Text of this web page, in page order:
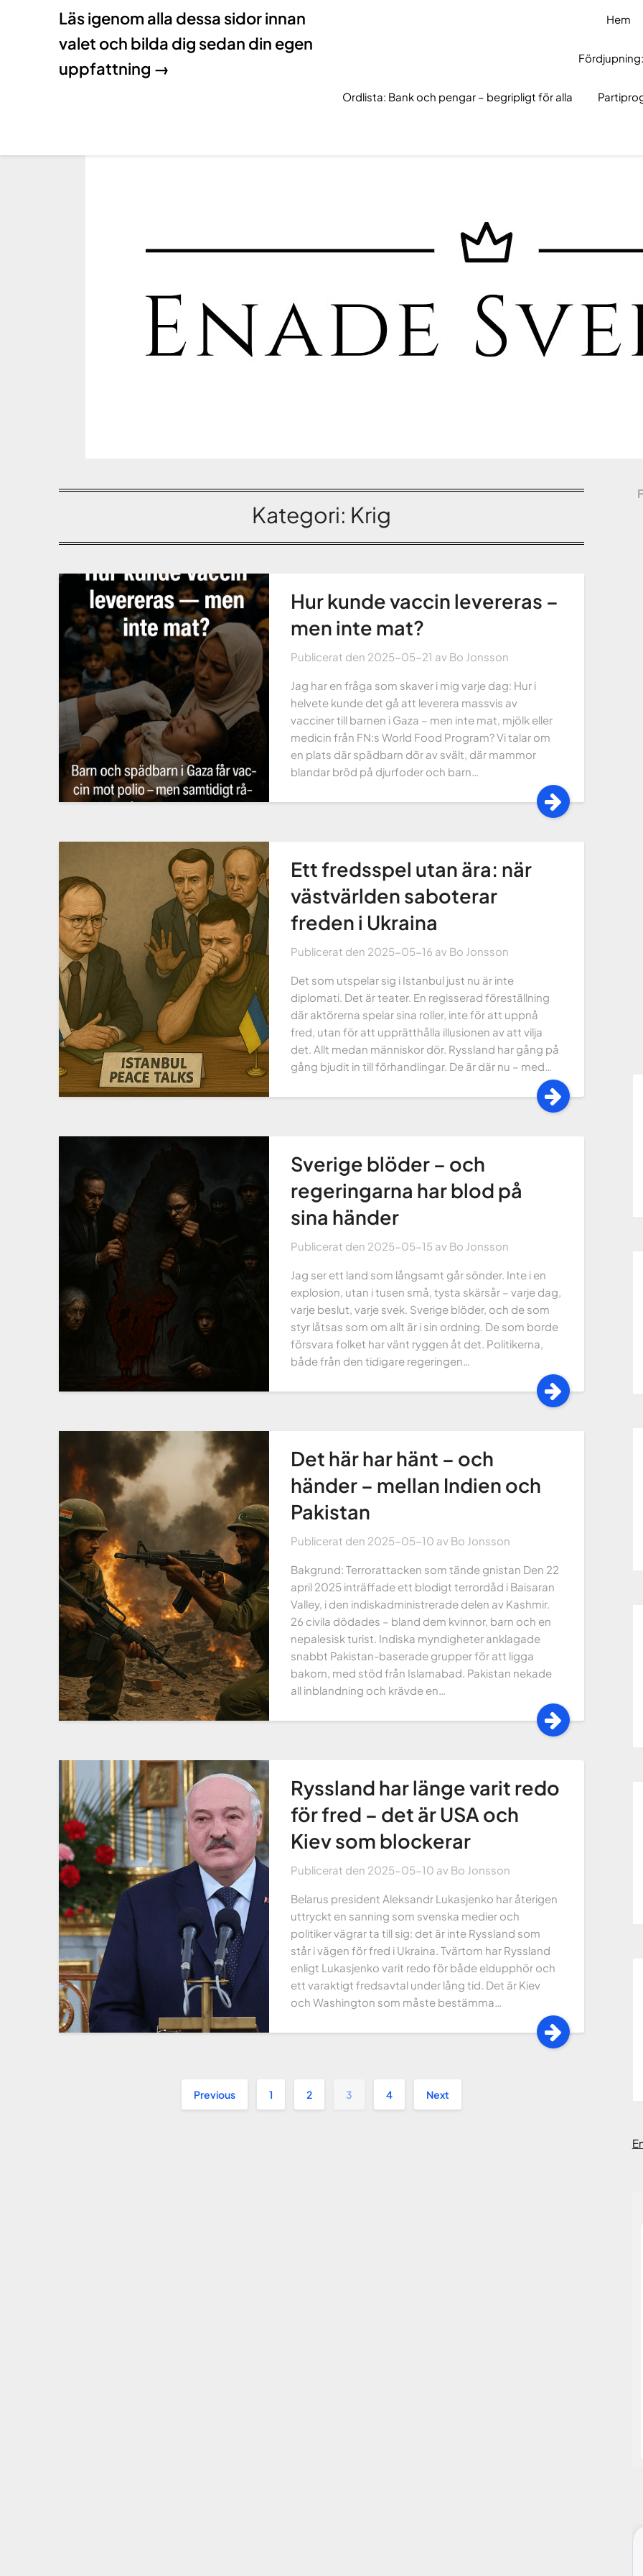
Läs igenom alla dessa sidor innan
valet och bilda dig sedan din egen
uppfattning →
Hem
Ordlista: Bank och pengar – begripligt för alla
Kategori: Krig
Hur kunde vaccin levereras –
men inte mat?
Publicerat den 2025-05-21 av Bo Jonsson
Jag har en fråga som skaver i mig varje dag: Hur i
helvete kunde det gå att leverera massvis av
vacciner till barnen i Gaza – men inte mat, mjölk eller
medicin från FN:s World Food Program? Vi talar om
en plats där spädbarn dör av svält, där mammor
blandar bröd på djurfoder och barn…
Ett fredsspel utan ära: när
västvärlden saboterar
freden i Ukraina
Publicerat den 2025-05-16 av Bo Jonsson
Det som utspelar sig i Istanbul just nu är inte
diplomati. Det är teater. En regisserad föreställning
där aktörerna spelar sina roller, inte för att uppnå
fred, utan för att upprätthålla illusionen av att vilja
det. Allt medan människor dör. Ryssland har gång på
gång bjudit in till förhandlingar. De är där nu – med…
Sverige blöder – och
regeringarna har blod på
sina händer
Publicerat den 2025-05-15 av Bo Jonsson
Jag ser ett land som långsamt går sönder. Inte i en
explosion, utan i tusen små, tysta skärsår – varje dag,
varje beslut, varje svek. Sverige blöder, och de som
styr låtsas som om allt är i sin ordning. De som borde
försvara folket har vänt ryggen åt det. Politikerna,
både från den tidigare regeringen…
Det här har hänt – och
händer – mellan Indien och
Pakistan
Publicerat den 2025-05-10 av Bo Jonsson
Bakgrund: Terrorattacken som tände gnistan Den 22
april 2025 inträffade ett blodigt terrordåd i Baisaran
Valley, i den indiskadministrerade delen av Kashmir.
26 civila dödades – bland dem kvinnor, barn och en
nepalesisk turist. Indiska myndigheter anklagade
snabbt Pakistan-baserade grupper för att ligga
bakom, med stöd från Islamabad. Pakistan nekade
all inblandning och krävde en…
Ryssland har länge varit redo
för fred – det är USA och
Kiev som blockerar
Publicerat den 2025-05-10 av Bo Jonsson
Belarus president Aleksandr Lukasjenko har återigen
uttryckt en sanning som svenska medier och
politiker vägrar ta till sig: det är inte Ryssland som
står i vägen för fred i Ukraina. Tvärtom har Ryssland
enligt Lukasjenko varit redo för både eldupphör och
ett varaktigt fredsavtal under lång tid. Det är Kiev
och Washington som måste bestämma…
Previous 1 2 3 4 Next